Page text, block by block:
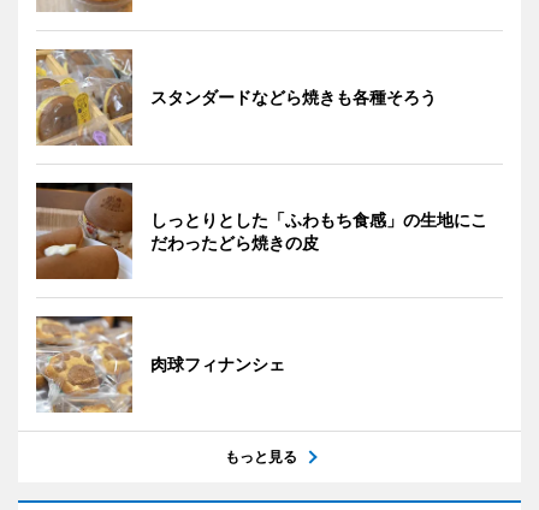
スタンダードなどら焼きも各種そろう
しっとりとした「ふわもち食感」の生地にこ
だわったどら焼きの皮
肉球フィナンシェ
もっと見る